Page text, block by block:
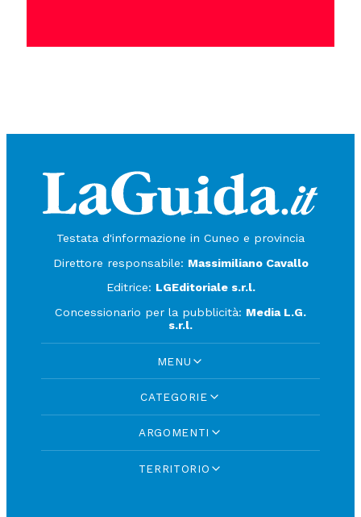
Testata d'informazione in Cuneo e provincia
Direttore responsabile: Massimiliano Cavallo
Editrice: LGEditoriale s.r.l.
Concessionario per la pubblicità: Media L.G.
s.r.l.
MENU
CATEGORIE
ARGOMENTI
TERRITORIO